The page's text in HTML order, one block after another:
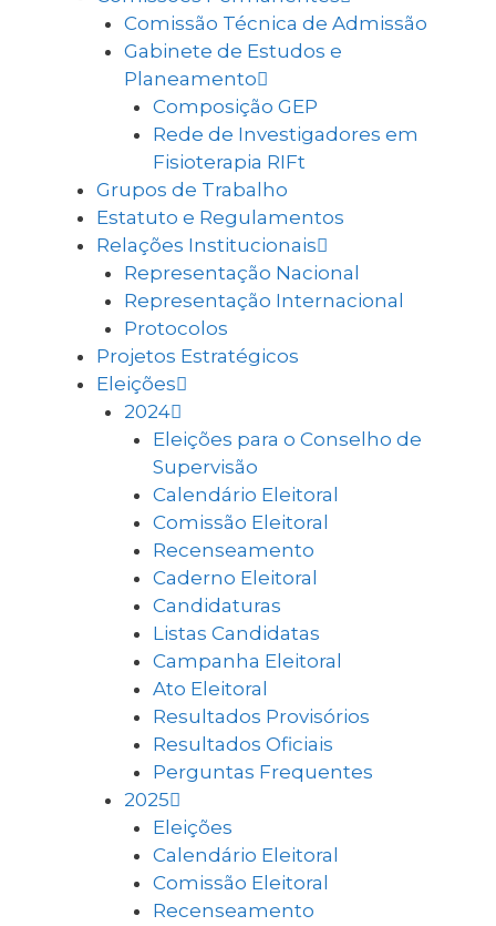
Comissão Técnica de Admissão
Gabinete de Estudos e
Planeamento
Composição GEP
Rede de Investigadores em
Fisioterapia RIFt
Grupos de Trabalho
Estatuto e Regulamentos
Relações Institucionais
Representação Nacional
Representação Internacional
Protocolos
Projetos Estratégicos
Eleições
2024
Eleições para o Conselho de
Supervisão
Calendário Eleitoral
Comissão Eleitoral
Recenseamento
Caderno Eleitoral
Candidaturas
Listas Candidatas
Campanha Eleitoral
Ato Eleitoral
Resultados Provisórios
Resultados Oficiais
Perguntas Frequentes
2025
Eleições
Calendário Eleitoral
Comissão Eleitoral
Recenseamento